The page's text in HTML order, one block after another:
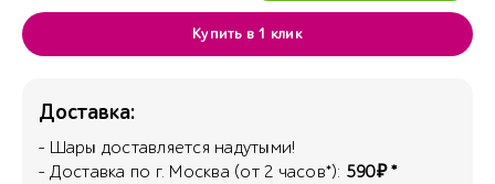
Купить в 1 клик
Доставка:
- Шары доставляется надутыми!
- Доставка по г. Москва (от 2 часов*): 590₽ *